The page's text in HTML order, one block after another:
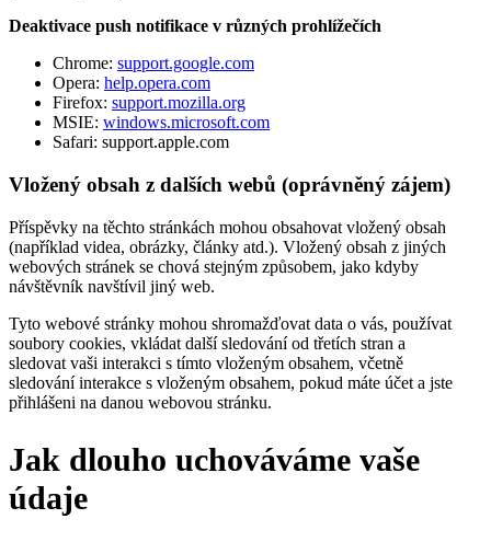
Deaktivace push notifikace v různých prohlížečích
Chrome: support.google.com
Opera: help.opera.com
Firefox: support.mozilla.org
MSIE: windows.microsoft.com
Safari: support.apple.com
Vložený obsah z dalších webů (oprávněný zájem)
Příspěvky na těchto stránkách mohou obsahovat vložený obsah
(například videa, obrázky, články atd.). Vložený obsah z jiných
webových stránek se chová stejným způsobem, jako kdyby
návštěvník navštívil jiný web.
Tyto webové stránky mohou shromažďovat data o vás, používat
soubory cookies, vkládat další sledování od třetích stran a
sledovat vaši interakci s tímto vloženým obsahem, včetně
sledování interakce s vloženým obsahem, pokud máte účet a jste
přihlášeni na danou webovou stránku.
Jak dlouho uchováváme vaše
údaje